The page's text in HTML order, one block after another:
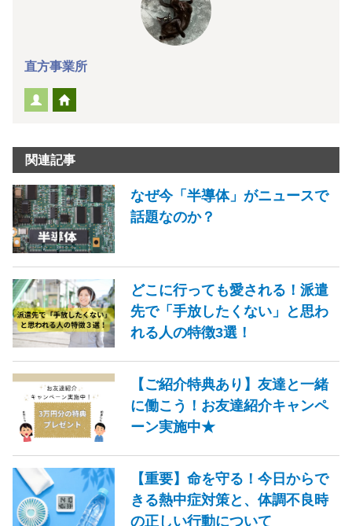
直方事業所
関連記事
なぜ今「半導体」がニュースで
話題なのか？
どこに行っても愛される！派遣
先で「手放したくない」と思わ
れる人の特徴3選！
【ご紹介特典あり】友達と一緒
に働こう！お友達紹介キャンペ
ーン実施中★
【重要】命を守る！今日からで
きる熱中症対策と、体調不良時
の正しい行動について